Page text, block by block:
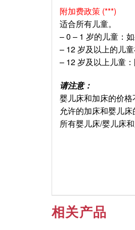
附加费政策 (***)
适合所有儿童。
– 0 – 1 岁的儿童：
– 12 岁及以上的儿
– 12 岁及以上儿童
请注意：
婴儿床和加床的价格
允许的加床和婴儿
所有婴儿床/婴儿床
相关产品